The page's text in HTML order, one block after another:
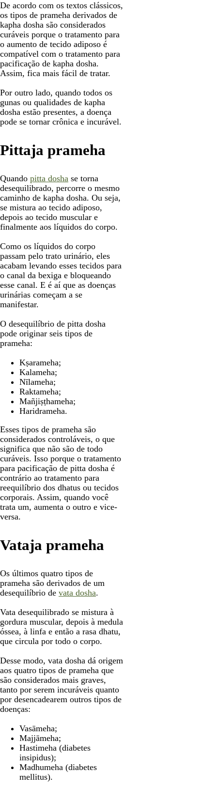
De acordo com os textos clássicos,
os tipos de prameha derivados de
kapha dosha são considerados
curáveis porque o tratamento para
o aumento de tecido adiposo é
compatível com o tratamento para
pacificação de kapha dosha.
Assim, fica mais fácil de tratar.
Por outro lado, quando todos os
gunas ou qualidades de kapha
dosha estão presentes, a doença
pode se tornar crônica e incurável.
Pittaja prameha
Quando pitta dosha se torna
desequilibrado, percorre o mesmo
caminho de kapha dosha. Ou seja,
se mistura ao tecido adiposo,
depois ao tecido muscular e
finalmente aos líquidos do corpo.
Como os líquidos do corpo
passam pelo trato urinário, eles
acabam levando esses tecidos para
o canal da bexiga e bloqueando
esse canal. E é aí que as doenças
urinárias começam a se
manifestar.
O desequilíbrio de pitta dosha
pode originar seis tipos de
prameha:
Kṣarameha;
Kalameha;
Nīlameha;
Raktameha;
Mañjiṣṭhameha;
Haridrameha.
Esses tipos de prameha são
considerados controláveis, o que
significa que não são de todo
curáveis. Isso porque o tratamento
para pacificação de pitta dosha é
contrário ao tratamento para
reequilíbrio dos dhatus ou tecidos
corporais. Assim, quando você
trata um, aumenta o outro e vice-
versa.
Vataja prameha
Os últimos quatro tipos de
prameha são derivados de um
desequilíbrio de vata dosha.
Vata desequilibrado se mistura à
gordura muscular, depois à medula
óssea, à linfa e então a rasa dhatu,
que circula por todo o corpo.
Desse modo, vata dosha dá origem
aos quatro tipos de prameha que
são considerados mais graves,
tanto por serem incuráveis quanto
por desencadearem outros tipos de
doenças:
Vasāmeha;
Majjāmeha;
Hastimeha (diabetes
insipidus);
Madhumeha (diabetes
mellitus).